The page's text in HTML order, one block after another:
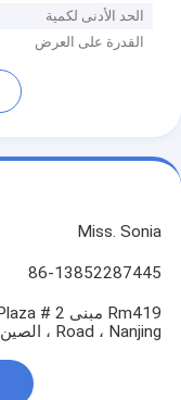
الحد الأدنى لكمية
القدرة على العرض
Miss. Sonia
86-13852287445
Road ، Nanjing ، الصين